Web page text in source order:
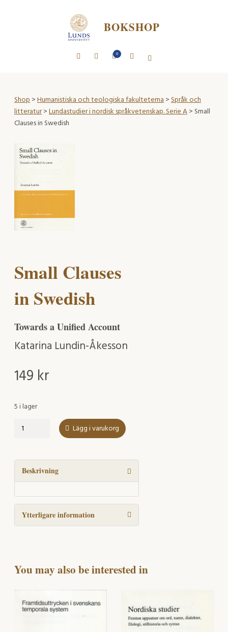
BOKSHOP
0
Shop>Humanistiska och teologiska fakulteterna>Språk och
litteratur>Lundastudier i nordisk språkvetenskap. Serie A> Small
Clauses in Swedish
Small Clauses
in Swedish
Towards a Unified Account
Katarina Lundin-Åkesson
149 kr
5 i lager
Small
Swedish
mängd
Lägg i varukorg
Beskrivning
Ytterligare information
You may also be interested in